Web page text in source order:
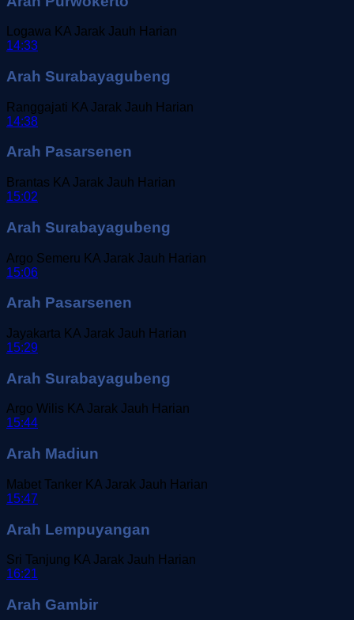
Logawa KA Jarak Jauh Harian
14:33
Arah Surabayagubeng
Ranggajati KA Jarak Jauh Harian
14:38
Arah Pasarsenen
Brantas KA Jarak Jauh Harian
15:02
Arah Surabayagubeng
Argo Semeru KA Jarak Jauh Harian
15:06
Arah Pasarsenen
Jayakarta KA Jarak Jauh Harian
15:29
Arah Surabayagubeng
Argo Wilis KA Jarak Jauh Harian
15:44
Arah Madiun
Mabet Tanker KA Jarak Jauh Harian
15:47
Arah Lempuyangan
Sri Tanjung KA Jarak Jauh Harian
16:21
Arah Gambir